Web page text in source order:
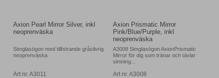
Axion Pearl Mirror Silver, inkl
neoprenväska
Simglasögon med tillhörande gråsilvrig
neoprenväska
Art nr. A3011
Axion Prismatic Mirror
Pink/Blue/Purple, inkl
neoprenväska
A3008 Simglasögon AxionPrismatic
Mirror för dig som tränar och tävlar
simning...
Art nr. A3008